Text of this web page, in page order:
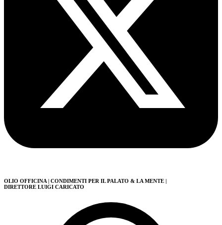
OLIO OFFICINA | CONDIMENTI PER IL PALATO & LA MENTE |
DIRETTORE LUIGI CARICATO